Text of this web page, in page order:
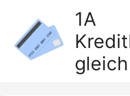
springen
1A
gleich